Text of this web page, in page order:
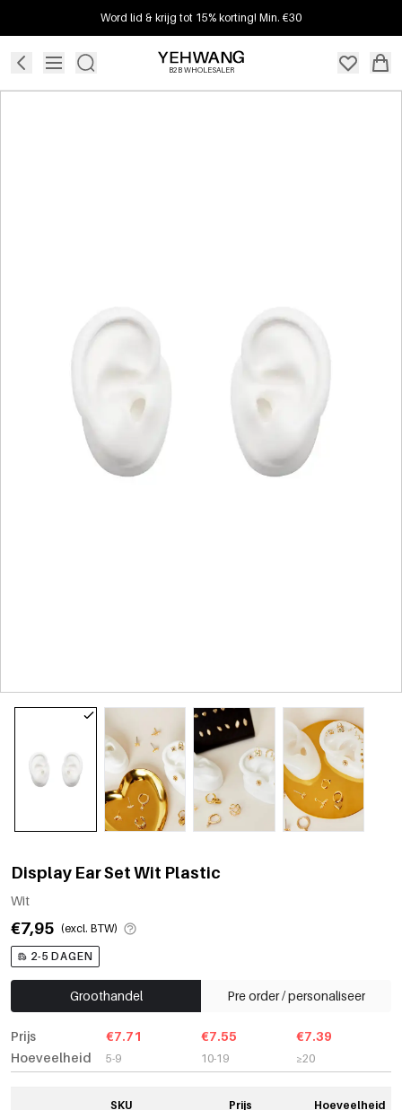
Word lid & krijg tot 15% korting! Min. €30
B2B WHOLESALER
Display Ear Set Wit Plastic
Wit
€7,95 (excl. BTW)
2-5 DAGEN
Groothandel Pre order / personaliseer
Prijs
Hoeveelheid
€7.71
5-9
€7.55
10-19
€7.39
≥20
SKU Prijs Hoeveelheid